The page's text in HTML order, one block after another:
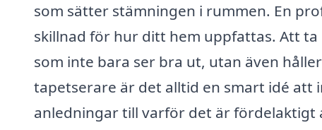
som sätter stämningen i rummen. En
skillnad för hur ditt hem uppfattas. Att
som inte bara ser bra ut, utan även
tapetserare är det alltid en smart idé att
anledningar till varför det är fördelaktigt